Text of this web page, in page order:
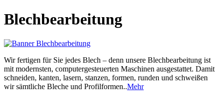
Blechbearbeitung
Wir fertigen für Sie jedes Blech – denn unsere Blechbearbeitung ist
mit modernsten, computergesteuerten Maschinen ausgestattet. Damit
schneiden, kanten, lasern, stanzen, formen, runden und schweißen
wir sämtliche Bleche und Profilformen..Mehr